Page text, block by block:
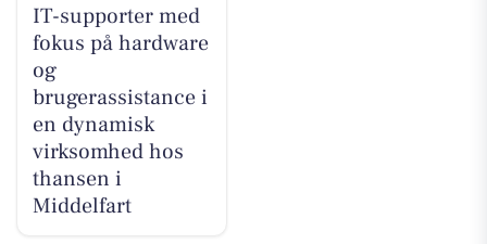
IT-supporter med
fokus på hardware
og
brugerassistance i
en dynamisk
virksomhed hos
thansen i
Middelfart